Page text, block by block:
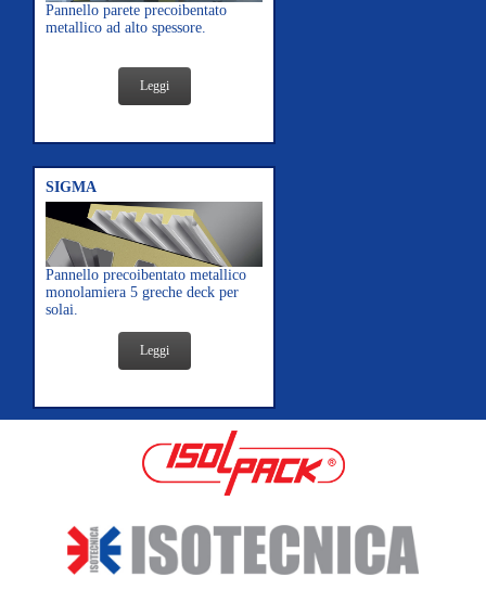
Pannello parete precoibentato
metallico ad alto spessore.
Leggi
SIGMA
Pannello precoibentato metallico
monolamiera 5 greche deck per
solai.
Leggi